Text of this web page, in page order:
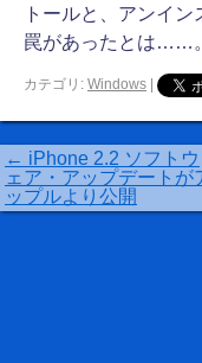
トールと、アンイ
罠があったとは……。
カテゴリ: Windows
← iPhone 2.2 ソフトウ
ェア・アップデートが
ップルより公開